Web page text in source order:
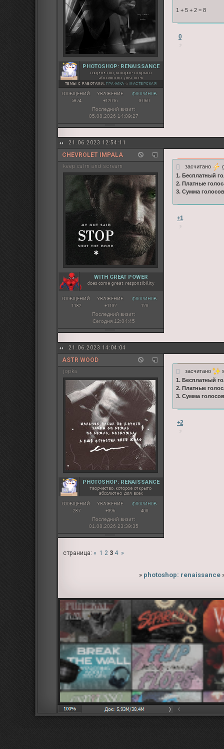
PHOTOSHOP: RENAISSANCE
творчество, которое открыто
абсолютно для всех
ТЕМЫ С РАБОТАМИ: ГРАФИКА ◇ МАСТЕРСКАЯ
СООБЩЕНИЙ:
5874
УВАЖЕНИЕ:
+12016
ФЛОРИНОВ:
3 060
Последний визит:
05.08.2026 14:09:27
1 + 5 + 2 = 8
0
21.06.2023 12:54:11
CHEVROLET IMPALA
keep calm and scream
WITH GREAT POWER
does come great responsibility
СООБЩЕНИЙ:
1182
УВАЖЕНИЕ:
+1132
ФЛОРИНОВ:
120
Последний визит:
Сегодня 12:04:45
засчитано
1. Бесплатный
2. Платные
3. Сумма
+1
21.06.2023 14:04:04
ASTR WOOD
jopka
PHOTOSHOP: RENAISSANCE
творчество, которое открыто
абсолютно для всех
СООБЩЕНИЙ:
287
УВАЖЕНИЕ:
+396
ФЛОРИНОВ:
400
Последний визит:
01.08.2026 23:39:35
засчитано
1. Бесплатный
2. Платные
3. Сумма
+2
страница:« 1 2 3 4 »
» photoshop: renaissance